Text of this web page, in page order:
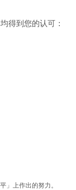
得到您的认可：
」上作出的努力。